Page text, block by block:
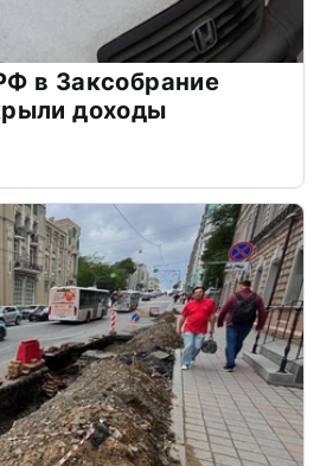
в Заксобрание
доходы